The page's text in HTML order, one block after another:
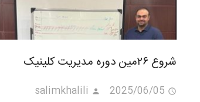
شروع ۲۶مین دوره مدیریت کلینیک
2025/06/05
salimkhalili